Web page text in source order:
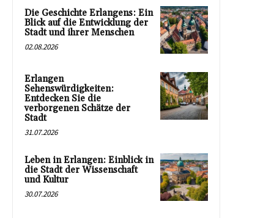
Die Geschichte Erlangens: Ein
Blick auf die Entwicklung der
Stadt und ihrer Menschen
02.08.2026
Erlangen
Sehenswürdigkeiten:
Entdecken Sie die
verborgenen Schätze der
Stadt
31.07.2026
Leben in Erlangen: Einblick in
die Stadt der Wissenschaft
und Kultur
30.07.2026